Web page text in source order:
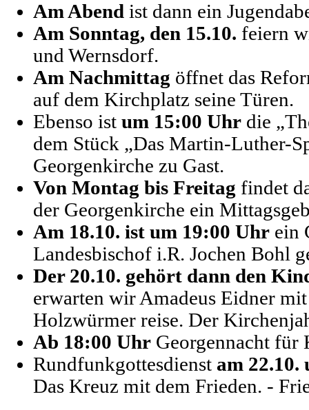
Am Abend ist dann ein
Am Sonntag, den 15.10. feiern
und Wernsdorf.
Am Nachmittag öffnet das
auf dem Kirchplatz seine Türen.
Ebenso ist um 15:00 Uhr die
dem Stück „Das Martin-Luther-
Georgenkirche zu Gast.
Von Montag bis Freitag findet
der Georgenkirche ein
Am 18.10. ist um 19:00 Uhr ein
Landesbischof i.R. Jochen Bohl
Der 20.10. gehört dann den
erwarten wir Amadeus Eidner
Holzwürmer reise. Der
Ab 18:00 Uhr Georgennacht für
Rundfunkgottesdienst am 22.10.
Das Kreuz mit dem Frieden. -